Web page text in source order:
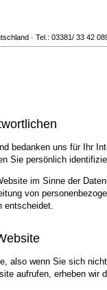
· Tel.: 03381/ 33 42
bedanken uns für Ihr
Sie persönlich
im Sinne der
von
entscheidet.
also wenn Sie sich
aufrufen, erheben